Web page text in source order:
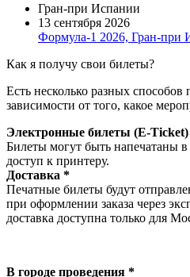
Гран-при Испании
13 сентября 2026
Формула-1 2026, Гран-при
Как я получу свои билеты?
Есть несколько разных
зависимости от того, какое
Электронные билеты (E-
Билеты могут быть напечатаны
доступ к принтеру.
Доставка *
Печатные билеты будут
при оформлении заказа через
доставка доступна только для
В городе проведения *